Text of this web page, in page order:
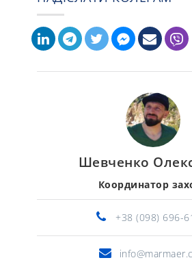
Шевченко
Координатор
+38 (098) 696-